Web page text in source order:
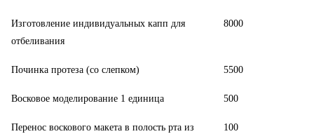
Изготовление индивидуальных капп для
отбеливания
8000
Починка протеза (со слепком) 5500
Восковое моделирование 1 единица 500
Перенос воскового макета в полость рта из
100